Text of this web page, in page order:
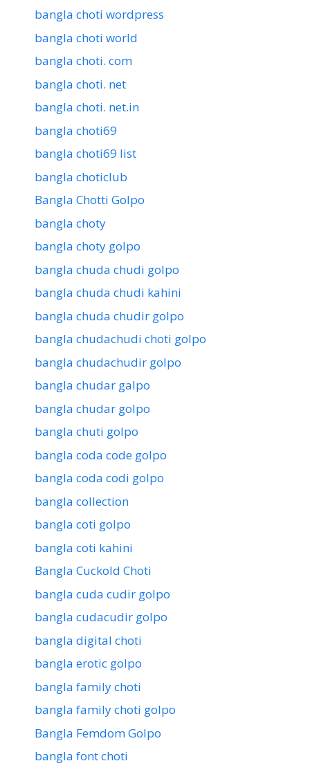
bangla choti wordpress
bangla choti world
bangla choti. com
bangla choti. net
bangla choti. net.in
bangla choti69
bangla choti69 list
bangla choticlub
Bangla Chotti Golpo
bangla choty
bangla choty golpo
bangla chuda chudi golpo
bangla chuda chudi kahini
bangla chuda chudir golpo
bangla chudachudi choti golpo
bangla chudachudir golpo
bangla chudar galpo
bangla chudar golpo
bangla chuti golpo
bangla coda code golpo
bangla coda codi golpo
bangla collection
bangla coti golpo
bangla coti kahini
Bangla Cuckold Choti
bangla cuda cudir golpo
bangla cudacudir golpo
bangla digital choti
bangla erotic golpo
bangla family choti
bangla family choti golpo
Bangla Femdom Golpo
bangla font choti